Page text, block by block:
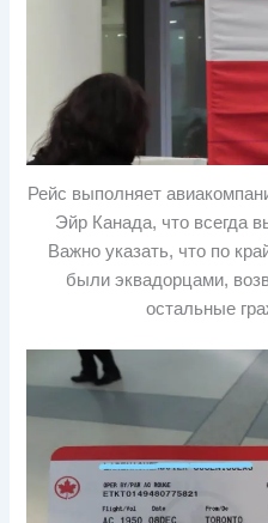
Рейс выполняет
Эйр Канада, что всегда
Важно указать, что по
были эквадорцами,
остальные